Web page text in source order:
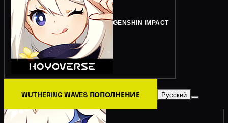
GENSHIN IMPACT
WUTHERING WAVES ПОПОЛНЕНИЕ Русский